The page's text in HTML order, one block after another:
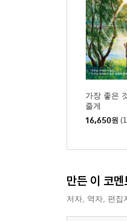
이제 여러분이
─ 서울구치소
국민은 또 승
윤석열 탄핵을
─ 국민께 보내
‘폭군’ 윤석열
가장 좋은
줄게
16,650원
만든 이 코멘
저자, 역자, 편집